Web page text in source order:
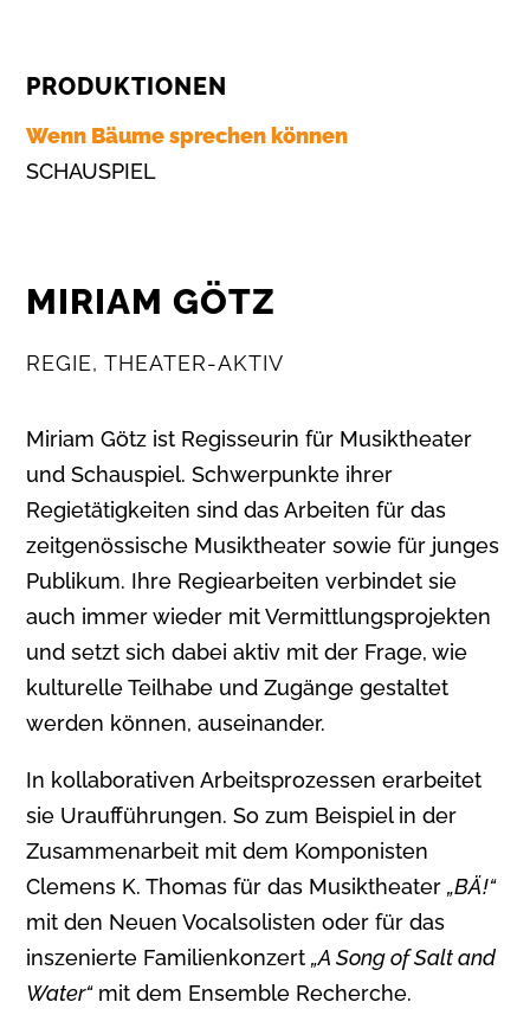
PRODUKTIONEN
Wenn Bäume sprechen können
SCHAUSPIEL
MIRIAM GÖTZ
REGIE, THEATER-AKTIV
Miriam Götz ist Regisseurin für Musiktheater
und Schauspiel. Schwerpunkte ihrer
Regietätigkeiten sind das Arbeiten für das
zeitgenössische Musiktheater sowie für junges
Publikum. Ihre Regiearbeiten verbindet sie
auch immer wieder mit Vermittlungsprojekten
und setzt sich dabei aktiv mit der Frage, wie
kulturelle Teilhabe und Zugänge gestaltet
werden können, auseinander.
In kollaborativen Arbeitsprozessen erarbeitet
sie Uraufführungen. So zum Beispiel in der
Zusammenarbeit mit dem Komponisten
Clemens K. Thomas für das Musiktheater„BÄ!“
mit den Neuen Vocalsolisten oder für das
inszenierte Familienkonzert„A Song of Salt and
Water“mit dem Ensemble Recherche.